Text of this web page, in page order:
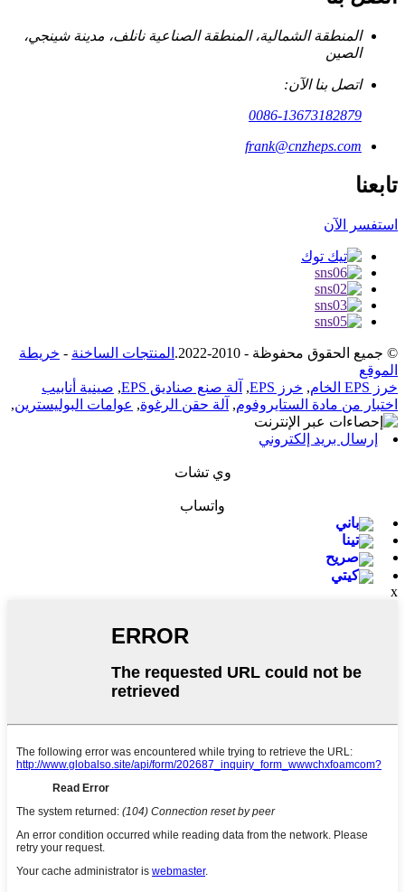
المنطقة الشمالية، المنطقة الصناعية نانلف، مدينة شينجي،
الصين
اتصل بنا الآن:
0086-13673182879
frank@cnzheps.com
تابعنا
استفسر الآن
© جميع الحقوق محفوظة - 2010-2022. المنتجات الساخنة - خريطة
الموقع
خرز EPS الخام
, خرز EPS , آلة صنع صناديق EPS , صينية أنابيب
اختبار من مادة الستايروفوم, آلة حقن الرغوة, عوامات البوليسترين,
إرسال بريد إلكتروني
وي تشات
واتساب
باني
تينا
صريح
كيتي
x